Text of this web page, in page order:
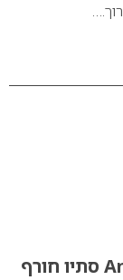
מראה איפור Amazing Glam – CHIC סתיו חורף